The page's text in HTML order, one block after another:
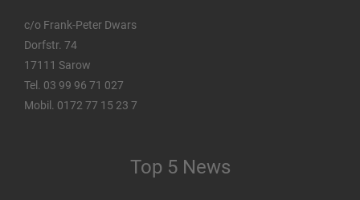
c/o Frank-Peter Dwars
Dorfstr. 74
17111 Sarow
Tel. 03 99 96 71 027
Mobil. 0172 77 15 23 7
Top 5 News